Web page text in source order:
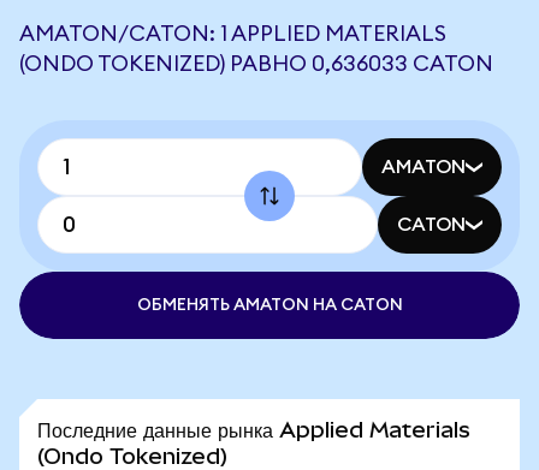
AMATON/CATON: 1 APPLIED MATERIALS
(ONDO TOKENIZED) РАВНО 0,636033 CATON
AMATON
CATON
ОБМЕНЯТЬ AMATON НА CATON
Последние данные рынка Applied Materials
(Ondo Tokenized)